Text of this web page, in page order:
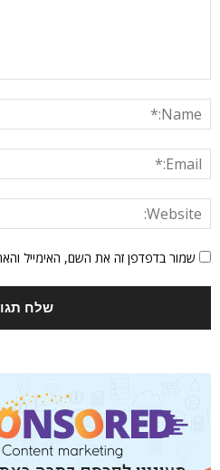
שמור בדפדפן זה את השם, האימייל